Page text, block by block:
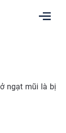
ngạt mũi là bị